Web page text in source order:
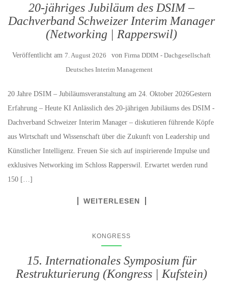
20-jähriges Jubiläum des DSIM –
Dachverband Schweizer Interim Manager
(Networking | Rapperswil)
Veröffentlicht am 7. August 2026 von Firma DDIM - Dachgesellschaft
Deutsches Interim Management
20 Jahre DSIM – Jubiläumsveranstaltung am 24. Oktober 2026Gestern
Erfahrung – Heute KI Anlässlich des 20-jährigen Jubiläums des DSIM -
Dachverband Schweizer Interim Manager – diskutieren führende Köpfe
aus Wirtschaft und Wissenschaft über die Zukunft von Leadership und
Künstlicher Intelligenz. Freuen Sie sich auf inspirierende Impulse und
exklusives Networking im Schloss Rapperswil. Erwartet werden rund
150 […]
WEITERLESEN
KONGRESS
15. Internationales Symposium für
Restrukturierung (Kongress | Kufstein)